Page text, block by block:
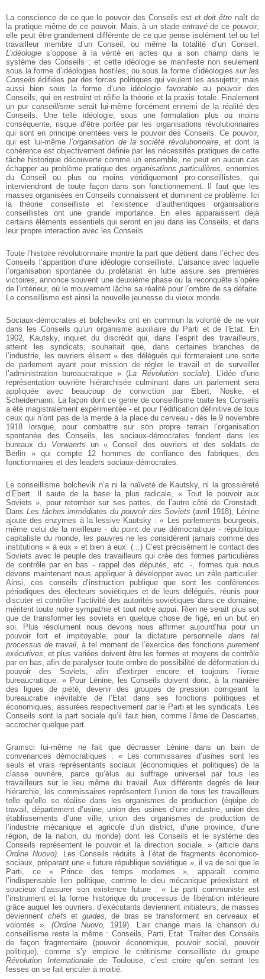
La conscience de ce que le pouvoir des Conseils est etdoit être naît de
la pratique même de ce pouvoir. Mais, à un stade entravéde ce pouvoir,
elle peut être grandement différente de ce que pense isolément tel ou tel
travailleur membre d’un Conseil, ou même la totalité d’un Conseil.
L’idéologie s’oppose à la vérité en actes qui a son champ dans le
système des Conseils ; et cette idéologie se manifeste non seulement
sous la forme d’idéologies hostiles, ou sous la forme d’idéologiessur les
Conseils édifiées par des forces politiques qui veulent les assujettir, mais
aussi bien sous la forme d’une idéologie favorable au pouvoir des
Conseils, qui en restreint et réifie la théorie et la praxis totale. Finalement
un pur conseillismeserait lui-même forcément ennemi de la réalité des
Conseils. Une telle idéologie, sous une formulation plus ou moins
conséquente, risque d’être portée par les organisations révolutionnaires
qui sont en principe orientées vers le pouvoir des Conseils. Ce pouvoir,
qui est lui-mêmel’organisation de la société révolutionnaire, et dont la
cohérence est objectivement définie par les nécessités pratiques de cette
tâche historique découverte comme un ensemble, ne peut en aucun cas
échapper au problème pratique desorganisations particulières, ennemies
du Conseil ou plus ou moins véridiquement pro-conseillistes, qui
interviendront de toute façon dans son fonctionnement. Il faut que les
masses organisées en Conseils connaissent et dominent ce problème. Ici
la théorie conseilliste et l’existence d’authentiques organisations
conseillistes ont une grande importance. En elles apparaissent déjà
certains éléments essentiels qui seront en jeu dans les Conseils, et dans
leur propre interaction avec les Conseils.
Toute l’histoire révolutionnaire montre la part que détient dans l’échec des
Conseils l’apparition d’une idéologie conseilliste. L’aisance avec laquelle
l’organisation spontanée du prolétariat en lutte assure ses premières
victoires, annonce souvent une deuxième phase ou la reconquête s’opère
de l’intérieur, où le mouvement lâche sa réalité pour l’ombre de sa défaite.
Le conseillisme est ainsi la nouvelle jeunesse du vieux monde.
Sociaux-démocrates et bolcheviks ont en commun la volonté de ne voir
dans les Conseils qu’un organisme auxiliaire du Parti et de l’Etat. En
1902, Kautsky, inquiet du discrédit qui, dans l’esprit des travailleurs,
atteint les syndicats, souhaitait que, dans certaines branches de
l’industrie, les ouvriers élisent « des délégués qui formeraient une sorte
de parlement ayant pour mission de régler le travail et de surveiller
l’administration bureaucratique » (La Révolution sociale).
L’idée d’une
représentation ouvrière hiérarchisée culminant dans un parlement sera
appliquée avec beaucoup de conviction par Ebert, Noske, et
Scheidemann. La façon dont ce genre de conseillisme traite les Conseils
a été magistralement expérimentée - et pour l’édification définitive de tous
ceux qui n’ont pas de la merde à la place du cerveau - dès le 9 novembre
1918 lorsque, pour combattre sur son propre terrain l’organisation
spontanée des Conseils, les sociaux-démocrates fondent dans les
bureaux du Vorwaerts un « Conseil des ouvriers et des soldats de
Berlin » qui compte 12 hommes de confiance des fabriques, des
fonctionnaires et des leaders sociaux-démocrates.
Le conseillisme bolchevik n’a ni la naïveté de Kautsky, ni la grossièreté
d’Ebert. Il saute de la base la plus radicale, « Tout le pouvoir aux
Soviets », pour retomber sur ses pattes, de l’autre côté de Cronstadt.
Dans Les tâches immédiates du pouvoir des Soviets(avril 1918), Lénine
ajoute des enzymes à la lessive Kautsky : « Les parlements bourgeois,
même celui de la meilleure - du point de vue démocratique - république
capitaliste du monde, les pauvres ne les considèrent jamais comme des
institutions « à eux » et bien à eux. (...) C’est précisément le contact des
Soviets avec le peuple des travailleurs qui crée des formes particulières
de contrôle par en bas - rappel des députés, etc. -, formes que nous
devons maintenant nous appliquer à développer avec un zèle particulier.
Ainsi, ces conseils d’instruction publique que sont les conférences
périodiques des électeurs soviétiques et de leurs délégués, réunis pour
discuter et contrôler l’activité des autorités soviétiques dans ce domaine,
méritent toute notre sympathie et tout notre appui. Rien ne serait plus sot
que de transformer les soviets en quelque chose de figé, en un but en
soi. Plus résolument nous devons nous affirmer aujourd’hui pour un
pouvoir fort et impitoyable, pour la dictature personnelle dans tel
processus de travail, à tel moment de l’exercice des fonctions purement
exécutives, et plus variées doivent être les formes et moyens de contrôle
par en bas, afin de paralyser toute ombre de possibilité de déformation du
pouvoir des Soviets, afin d’extirper encore et toujours l’ivraie
bureaucratique. » Pour Lénine, les Conseils doivent donc, à la manière
des ligues de piété, devenir des groupes de pression corrigeant la
bureaucratie inévitable de l’Etat dans ses fonctions politiques et
économiques, assurées respectivement par le Parti et les syndicats. Les
Conseils sont la part sociale qu’il faut bien, comme l’âme de Descartes,
accrocher quelque part.
Gramsci lui-même ne fait que décrasser Lénine dans un bain de
convenances démocratiques : « Les commissaires d’usines sont les
seuls et vrais représentants sociaux (économiques et politiques) de la
classe ouvrière, parce qu’élus au suffrage universel par tous les
travailleurs sur le lieu même du travail. Aux différents degrés de leur
hiérarchie, les commissaires représentent l’union de tous les travailleurs
telle qu’elle se réalise dans les organismes de production (équipe de
travail, département d’usine, union des usines d’une industrie, union des
établissements d’une ville, union des organismes de production de
l’industrie mécanique et agricole d’un district, d’une province, d’une
région, de la nation, du monde) dont les Conseils et le système des
Conseils représentent le pouvoir et la direction sociale. » (article dans
Ordine Nuovo).
Les Conseils réduits à l’état de fragments économico-
sociaux, préparant une « future république soviétique », il va de soi que le
Parti, ce « Prince des temps modernes », apparaît comme
l’indispensable lien politique, comme le dieu mécanique préexistant et
soucieux d’assurer son existence future : « Le parti communiste est
l’instrument et la forme historique du processus de libération intérieure
grâce auquel les ouvriers, d’exécutants deviennent initiateurs, de masses
deviennent chefset guides,de bras se transforment en cerveaux et
volontés ». (Ordine Nuovo, 1919). L’air change mais la chanson du
conseillisme reste la même : Conseils, Parti, Etat. Traiter des Conseils
de façon fragmentaire (pouvoir économique, pouvoir social, pouvoir
politique), comme s’y emploie le crétinisme conseilliste du groupe
Révolution Internationale de Toulouse, c’est croire qu’en serrant les
fesses on se fait enculer à moitié.